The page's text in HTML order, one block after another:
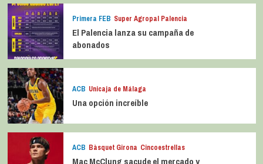
Primera FEB Super Agropal Palencia
El Palencia lanza su campaña de
abonados
ACB Unicaja de Málaga
Una opción increíble
ACB Bàsquet Girona Cincoestrellas
Mac McClung sacude el mercado y